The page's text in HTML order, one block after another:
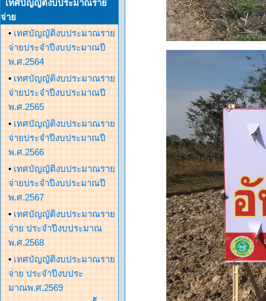
เทศบัญญัติงบประมาณราย
จ่าย
• เทศบัญญัติงบประมาณราย
จ่ายประจำปีงบประมาณปี
พ.ศ.2564
• เทศบัญญัติงบประมาณราย
จ่ายประจำปีงบประมาณปี
พ.ศ.2565
• เทศบัญญัติงบประมาณราย
จ่ายประจำปีงบประมาณปี
พ.ศ.2566
• เทศบัญญัติงบประมาณราย
จ่ายประจำปีงบประมาณปี
พ.ศ.2567
• เทศบัญญัติงบประมาณราย
จ่าย ประจำปีงบประมาณ
พ.ศ.2568
• เทศบัญญัติงบประมาณราย
จ่าย ประจำปีงบประ
มาณพ.ศ.2569